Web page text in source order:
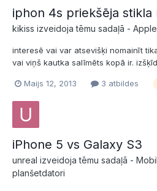
iphon 4s priekšēja stikla
kikiss izveidoja tēmu sadaļā -
interesē vai var atsevišķi nomainīt
vai viņš kautka salīmēts kopā ir.
modelim?
Maijs 12, 2013 3 atbildes
iPhone 5 vs Galaxy S3
unreal izveidoja tēmu sadaļā -
planšetdatori